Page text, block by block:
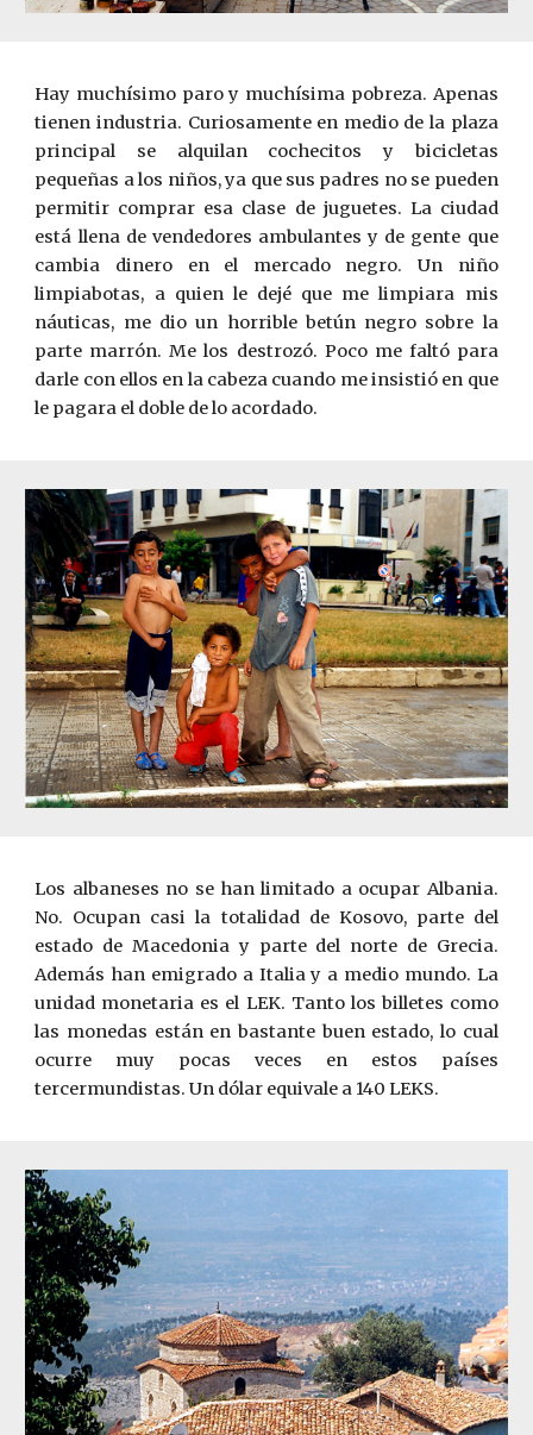
Hay muchísimo paro y muchísima pobreza. Apenas
tienen industria. Curiosamente en medio de la plaza
principal se alquilan cochecitos y bicicletas
pequeñas a los niños, ya que sus padres no se pueden
permitir comprar esa clase de juguetes. La ciudad
está llena de vendedores ambulantes y de gente que
cambia dinero en el mercado negro. Un niño
limpiabotas, a quien le dejé que me limpiara mis
náuticas, me dio un horrible betún negro sobre la
parte marrón. Me los destrozó. Poco me faltó para
darle con ellos en la cabeza cuando me insistió en que
le pagara el doble de lo acordado.
Los albaneses no se han limitado a ocupar Albania.
No. Ocupan casi la totalidad de Kosovo, parte del
estado de Macedonia y parte del norte de Grecia.
Además han emigrado a Italia y a medio mundo. La
unidad monetaria es el LEK. Tanto los billetes como
las monedas están en bastante buen estado, lo cual
ocurre muy pocas veces en estos países
tercermundistas. Un dólar equivale a 140 LEKS.